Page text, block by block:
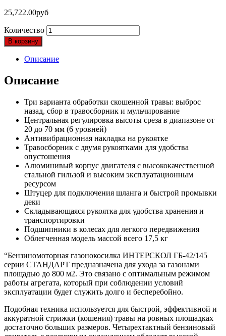
25,722.00руб
Количество
В корзину
Описание
Описание
Три варианта обработки скошенной травы: выброс
назад, сбор в травосборник и мульчирование
Центральная регулировка высоты среза в диапазоне от
20 до 70 мм (6 уровней)
Антивибрационная накладка на рукоятке
Травосборник с двумя рукоятками для удобства
опустошения
Алюминивый корпус двигателя с высококачественной
стальной гильзой и высоким эксплуатационным
ресурсом
Штуцер для подключения шланга и быстрой промывки
деки
Складывающаяся рукоятка для удобства хранения и
транспортировки
Подшипники в колесах для легкого передвижения
Облегченная модель массой всего 17,5 кг
“Бензиномоторная газонокосилка ИНТЕРСКОЛ ГБ-42/145
серии СТАНДАРТ предназначена для ухода за газонами
площадью до 800 м2. Это связано с оптимальным режимом
работы агрегата, который при соблюдении условий
эксплуатации будет служить долго и бесперебойно.
Подобная техника используется для быстрой, эффективной и
аккуратной стрижки (кошения) травы на ровных площадках
достаточно больших размеров. Четырехтактный бензиновый